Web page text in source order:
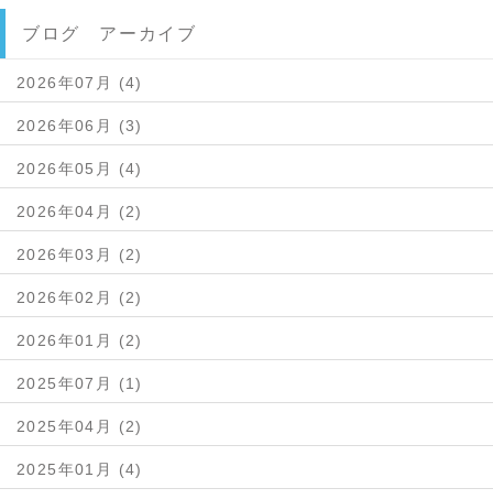
ブログ アーカイブ
2026年07月 (4)
2026年06月 (3)
2026年05月 (4)
2026年04月 (2)
2026年03月 (2)
2026年02月 (2)
2026年01月 (2)
2025年07月 (1)
2025年04月 (2)
2025年01月 (4)